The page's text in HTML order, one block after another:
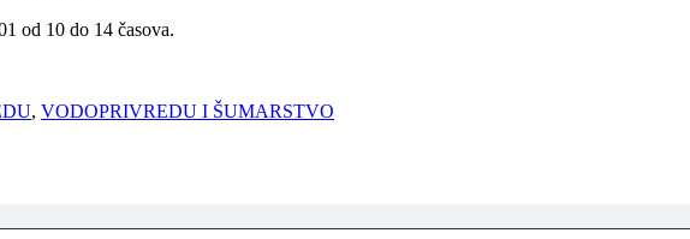
od 10 do 14 časova.
, VODOPRIVREDU I ŠUMARSTVO